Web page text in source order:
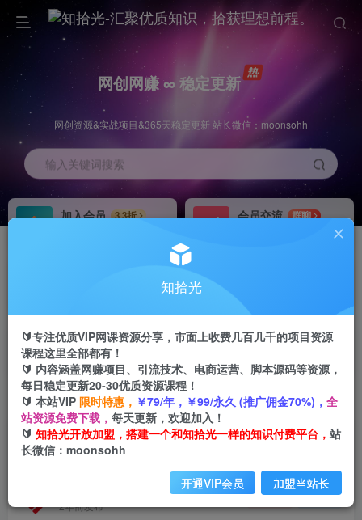
网创网赚 ∞ 稳定更新
网创资源&实战项目&365天稳定更新 站长微信：moonsohh
输入关键词搜索
加入会员
3.3折
会员交流
群聊
首页 创业课程 会员专属 正文
（7220期）视频号-直播带货线上陪跑营第7期：算
法解析、流量来源和推送逻辑，起号逻辑
2年前发布
关注 私信
知拾光
🔰专注优质VIP网课资源分享，市面上收费几百几千的项目资源
课程这里全部都有！
🔰 内容涵盖网赚项目、引流技术、电商运营、脚本源码等资源，
每日稳定更新20-30优质资源课程！
🔰 本站VIP 限时特惠， ￥79/年，￥99/永久 (推广佣金70%)， 全
站资源免费下载， 每天更新，欢迎加入！
🔰 知拾光开放加盟，搭建一个和知拾光一样的知识付费平台， 站
长微信：moonsohh
开通VIP会员 加盟当站长